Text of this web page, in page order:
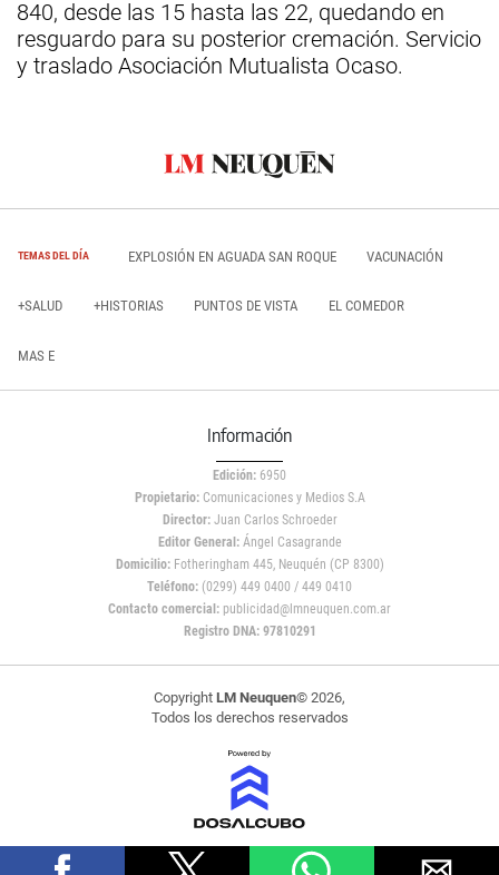
840, desde las 15 hasta las 22, quedando en
resguardo para su posterior cremación. Servicio
y traslado Asociación Mutualista Ocaso.
TEMAS DEL DÍA EXPLOSIÓN EN AGUADA SAN ROQUE VACUNACIÓN
+SALUD +HISTORIAS PUNTOS DE VISTA EL COMEDOR
MAS E
Información
Edición: 6950
Propietario:Comunicaciones y Medios S.A
Director: Juan Carlos Schroeder
Editor General:Ángel Casagrande
Domicilio:Fotheringham 445, Neuquén (CP 8300)
Teléfono: (0299) 449 0400 / 449 0410
Contacto comercial: publicidad@lmneuquen.com.ar
Registro DNA: 97810291
Copyright LM Neuquen© 2026,
Todos los derechos reservados